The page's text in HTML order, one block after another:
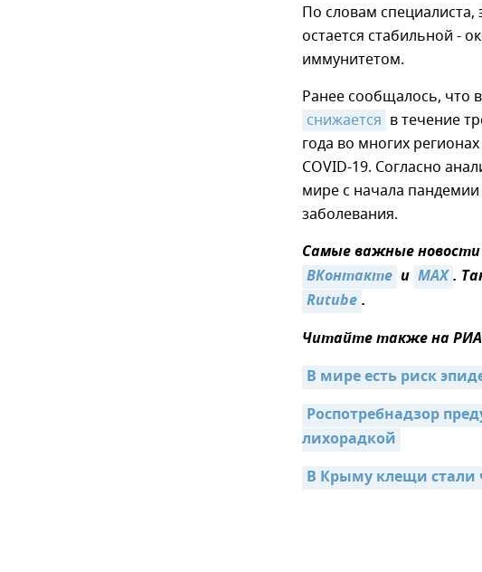
По словам специалиста,
остается стабильной -
иммунитетом.
Ранее сообщалось, что
снижается в течение
года во многих
COVID-19. Согласно
мире с начала
заболевания.
Самые важные
ВКонтакте и MAX.
Rutube.
Читайте также на
В мире есть риск
Роспотребнадзор
лихорадкой
В Крыму клещи стали